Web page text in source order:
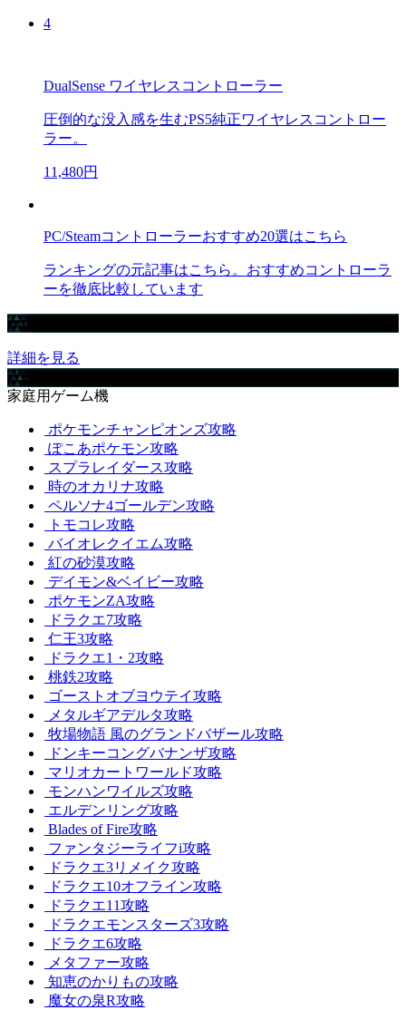
4
DualSense ワイヤレスコントローラー
圧倒的な没入感を生むPS5純正ワイヤレスコントロー
ラー。
11,480円
PC/Steamコントローラーおすすめ20選はこちら
ランキングの元記事はこちら。おすすめコントローラ
ーを徹底比較しています
Amazonで買えるおすすめゲーミングデバイスまとめ【ad】
詳細を見る
攻略取扱いゲーム
家庭用ゲーム機
ポケモンチャンピオンズ攻略
ぽこあポケモン攻略
スプラレイダース攻略
時のオカリナ攻略
ペルソナ4ゴールデン攻略
トモコレ攻略
バイオレクイエム攻略
紅の砂漠攻略
デイモン&ベイビー攻略
ポケモンZA攻略
ドラクエ7攻略
仁王3攻略
ドラクエ1・2攻略
桃鉄2攻略
ゴーストオブヨウテイ攻略
メタルギアデルタ攻略
牧場物語 風のグランドバザール攻略
ドンキーコングバナンザ攻略
マリオカートワールド攻略
モンハンワイルズ攻略
エルデンリング攻略
Blades of Fire攻略
ファンタジーライフi攻略
ドラクエ3リメイク攻略
ドラクエ10オフライン攻略
ドラクエ11攻略
ドラクエモンスターズ3攻略
ドラクエ6攻略
メタファー攻略
知恵のかりもの攻略
魔女の泉R攻略